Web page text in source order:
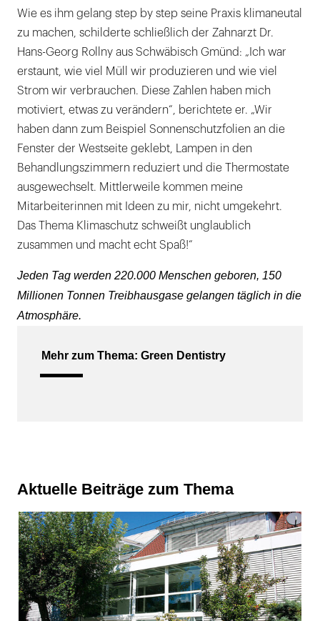
Wie es ihm gelang step by step seine Praxis klimaneutal
zu machen, schilderte schließlich der Zahnarzt Dr.
Hans-Georg Rollny aus Schwäbisch Gmünd: „Ich war
erstaunt, wie viel Müll wir produzieren und wie viel
Strom wir verbrauchen. Diese Zahlen haben mich
motiviert, etwas zu verändern“, berichtete er. „Wir
haben dann zum Beispiel Sonnenschutzfolien an die
Fenster der Westseite geklebt, Lampen in den
Behandlungszimmern reduziert und die Thermostate
ausgewechselt. Mittlerweile kommen meine
Mitarbeiterinnen mit Ideen zu mir, nicht umgekehrt.
Das Thema Klimaschutz schweißt unglaublich
zusammen und macht echt Spaß!“
Jeden Tag werden 220.000 Menschen geboren, 150
Millionen Tonnen Treibhausgase gelangen täglich in die
Atmosphäre.
Mehr zum Thema: Green Dentistry
Aktuelle Beiträge zum Thema